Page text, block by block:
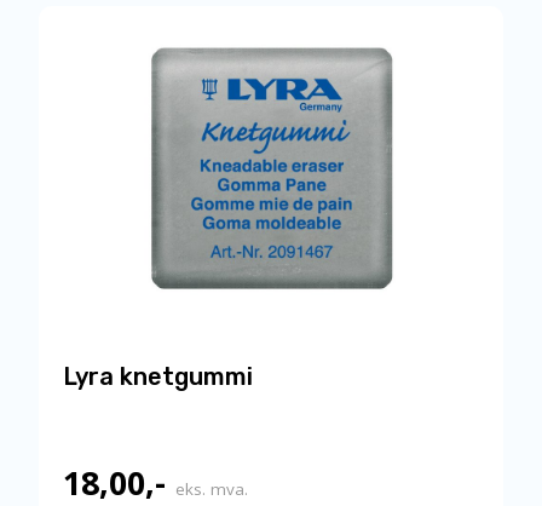
Lyra knetgummi
18,00,- eks. mva.